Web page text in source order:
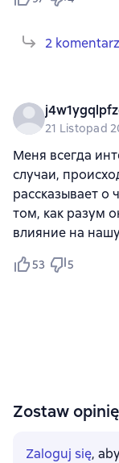
2
21 Listopad
Меня всегда
случаи,
рассказывает о
том, как разум
влияние на
53 5
Zostaw opinię
Zaloguj się,